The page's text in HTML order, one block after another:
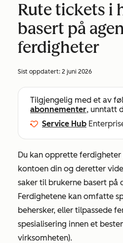
Rute tickets i
basert på
ferdigheter
Sist oppdatert: 2 juni 2026
Tilgjengelig med et av
abonnementer, unntatt
Service Hub
Du kan opprette
kontoen din og deretter
saker til brukerne basert på
Ferdighetene kan omfatte
behersker, eller tilpassede
spesialisering innen et
virksomheten).